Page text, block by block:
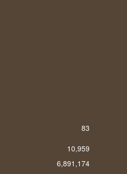
83
10,959
6,891,174